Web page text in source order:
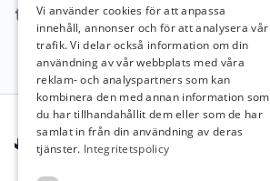
tillfället.
Sidfot
Vi använder cookies för att anpassa
innehåll, annonser och för att analysera vår
trafik. Vi delar också information om din
användning av vår webbplats med våra
reklam- och analyspartners som kan
kombinera den med annan information som
du har tillhandahållit dem eller som de har
samlat in från din användning av deras
tjänster. Integritetspolicy